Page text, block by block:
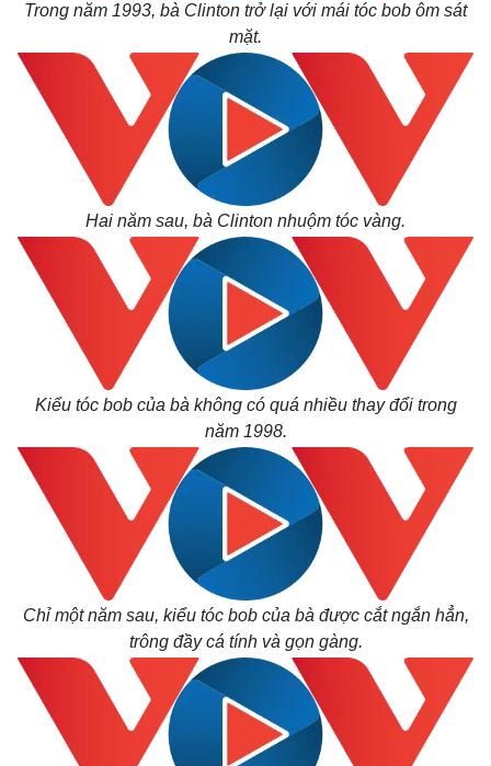
Thế giới
Cuộc sống đó đây
Hồ sơ
Multimedia
Video
Ảnh
E-Magazine
Infographic
Trong năm 1993, bà Clinton trở lại với mái tóc bob ôm sát
mặt.
Hai năm sau, bà Clinton nhuộm tóc vàng.
Kiểu tóc bob của bà không có quá nhiều thay đổi trong
năm 1998.
Chỉ một năm sau, kiểu tóc bob của bà được cắt ngắn hẳn,
trông đầy cá tính và gọn gàng.